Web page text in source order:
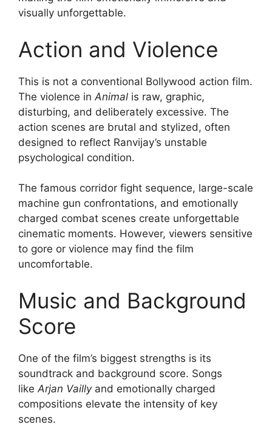
visually unforgettable.
Action and Violence
This is not a conventional Bollywood action film.
The violence in Animal is raw, graphic,
disturbing, and deliberately excessive. The
action scenes are brutal and stylized, often
designed to reflect Ranvijay’s unstable
psychological condition.
The famous corridor fight sequence, large-scale
machine gun confrontations, and emotionally
charged combat scenes create unforgettable
cinematic moments. However, viewers sensitive
to gore or violence may find the film
uncomfortable.
Music and Background
Score
One of the film’s biggest strengths is its
soundtrack and background score. Songs
like Arjan Vaillyand emotionally charged
compositions elevate the intensity of key
scenes.